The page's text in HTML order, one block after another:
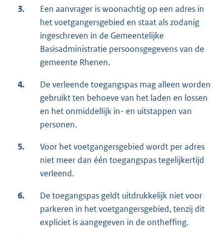
3.
Een aanvrager is woonachtig op een adres in
het voetgangersgebied en staat als zodanig
ingeschreven in de Gemeentelijke
Basisadministratie persoonsgegevens van de
gemeente Rhenen.
4.
De verleende toegangspas mag alleen worden
gebruikt ten behoeve van het laden en lossen
en het onmiddellijk in- en uitstappen van
personen.
5.
Voor het voetgangersgebied wordt per adres
niet meer dan één toegangspas tegelijkertijd
verleend.
6.
De toegangspas geldt uitdrukkelijk niet voor
parkeren in het voetgangersgebied, tenzij dit
expliciet is aangegeven in de ontheffing.